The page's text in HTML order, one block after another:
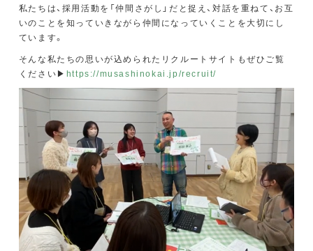
私たちは、採用活動を「仲間さがし」だと捉え、対話を重ねて、お互
いのことを知っていきながら仲間になっていくことを大切にし
ています。
そんな私たちの思いが込められたリクルートサイトもぜひご覧
ください▶ https://musashinokai.jp/recruit/